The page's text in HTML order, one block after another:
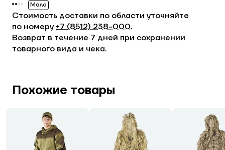
Стоимость доставки по области уточняйте
по номеру +7 (8512) 238−000.
Возврат в течение 7 дней при сохранении
товарного вида и чека.
Мало
Похожие товары